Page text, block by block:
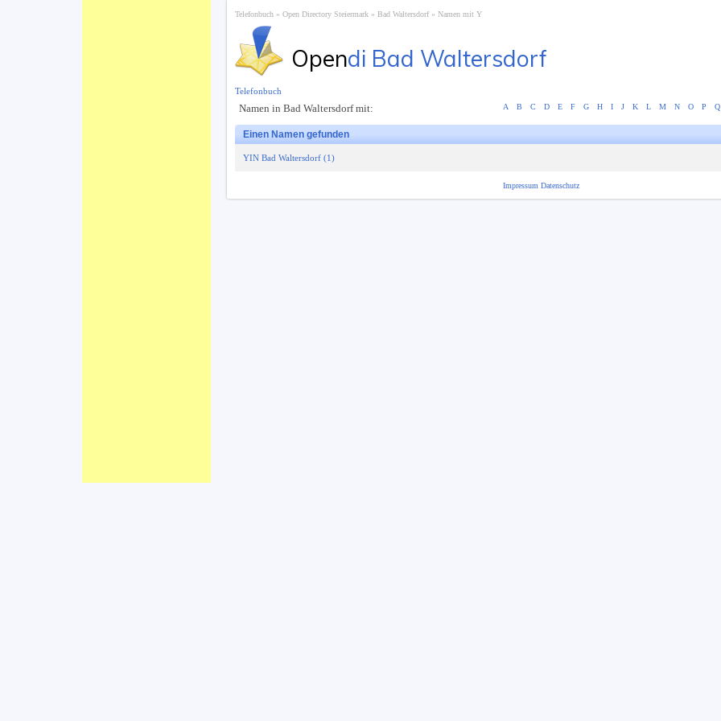
Telefonbuch Open Directory Steiermark Bad Waltersdorf Namen mit Y
Opendi Bad Waltersdorf
Namen in Bad Waltersdorf mit: A B C D E F G H I J K L M N O P Q
Einen Namen gefunden
YIN Bad Waltersdorf (1)
Telefonbuch
Impressum Datenschutz